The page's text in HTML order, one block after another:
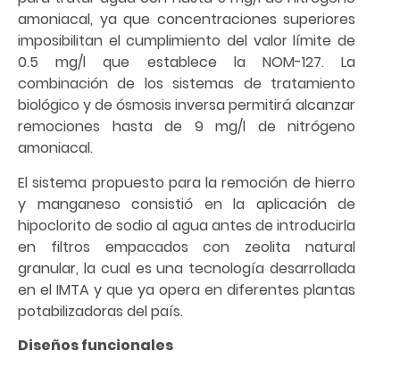
amoniacal, ya que concentraciones superiores
imposibilitan el cumplimiento del valor límite de
0.5 mg/l que establece la NOM-127. La
combinación de los sistemas de tratamiento
biológico y de ósmosis inversa permitirá alcanzar
remociones hasta de 9 mg/l de nitrógeno
amoniacal.
El sistema propuesto para la remoción de hierro
y manganeso consistió en la aplicación de
hipoclorito de sodio al agua antes de introducirla
en filtros empacados con zeolita natural
granular, la cual es una tecnología desarrollada
en el IMTA y que ya opera en diferentes plantas
potabilizadoras del país.
Diseños funcionales